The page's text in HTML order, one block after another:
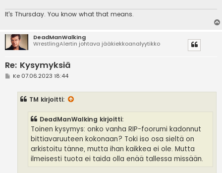
It's Thursday. You know what that means.
DeadManWalking
WrestlingAlertin johtava jääkiekkoanalyytikko
Re: Kysymyksiä
VKe 07.06.2023 18:44
TM kirjoitti:
DeadManWalking kirjoitti:
Toinen kysymys: onko vanha RIP-foorumi kadonnut
bittiavaruuteen kokonaan? Toki iso osa sieltä on
arkistoitu tänne, mutta ihan kaikkea ei ole. Mutta
ilmeisesti tuota ei taida olla enää tallessa missään.